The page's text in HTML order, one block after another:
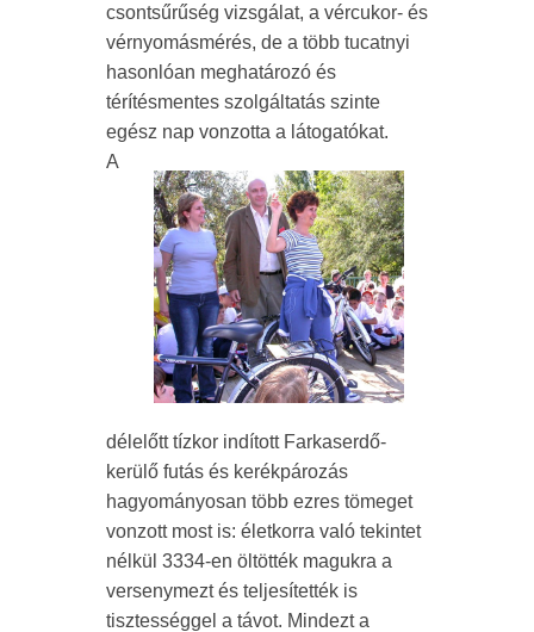
csontsűrűség vizsgálat, a vércukor- és
vérnyomásmérés, de a több tucatnyi
hasonlóan meghatározó és
térítésmentes szolgáltatás szinte
egész nap vonzotta a látogatókat.
A
délelőtt tízkor indított Farkaserdő-
kerülő futás és kerékpározás
hagyományosan több ezres tömeget
vonzott most is: életkorra való tekintet
nélkül 3334-en öltötték magukra a
versenymezt és teljesítették is
tisztességgel a távot. Mindezt a